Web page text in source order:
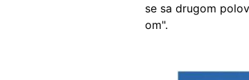
se sa drugom
om".